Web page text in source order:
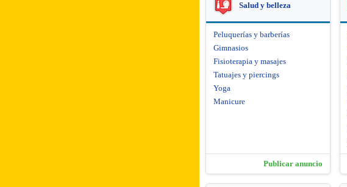
Salud y belleza
Peluquerías y barberías
Gimnasios
Fisioterapia y masajes
Tatuajes y piercings
Yoga
Manicure
Publicar anuncio